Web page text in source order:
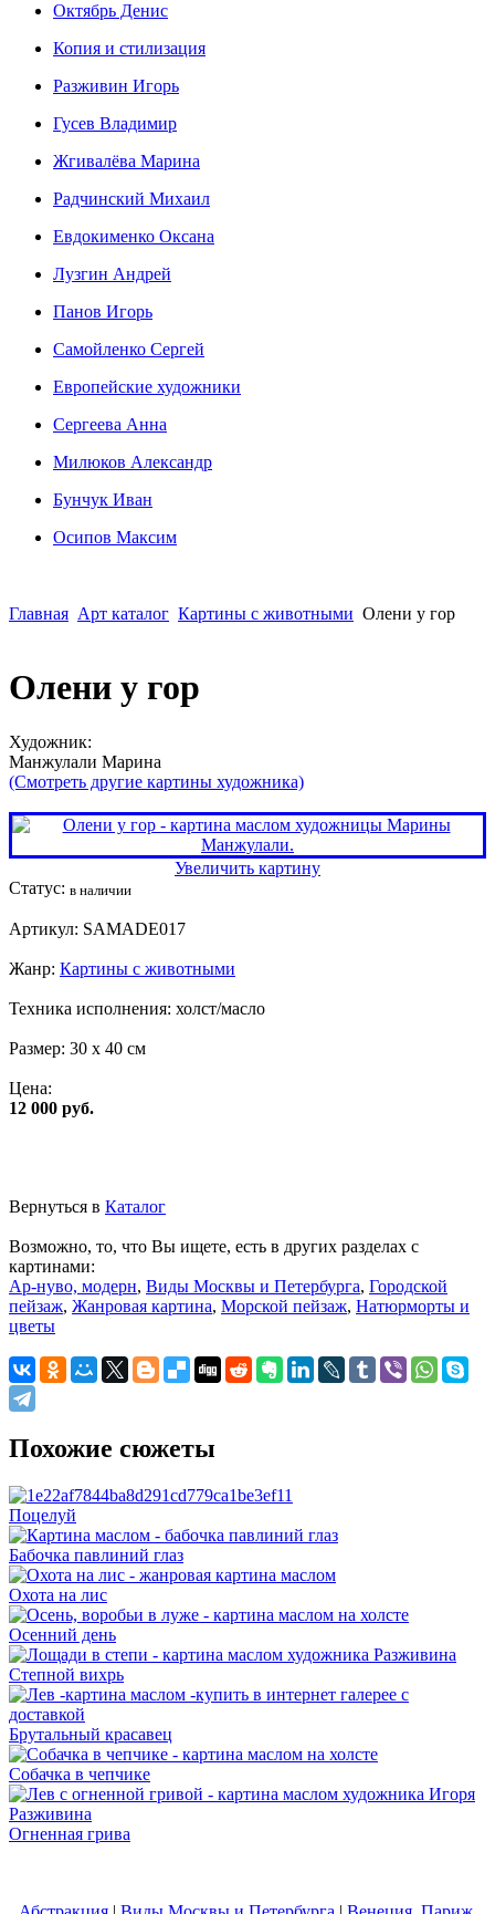
Октябрь Денис
Копия и стилизация
Разживин Игорь
Гусев Владимир
Жгивалёва Марина
Радчинский Михаил
Евдокименко Оксана
Лузгин Андрей
Панов Игорь
Сaмoйленко Сергей
Европейские художники
Сергеева Анна
Милюков Александр
Бунчук Иван
Осипoв Максим
Главная Арт каталог Картины с животными Олени у гор
Олени у гор
Художник:
Манжулали Марина
(Смотреть другие картины художника)
Увеличить картину
Статус: в наличии
Артикул: SAMADE017
Жанр: Картины с животными
Техника исполнения: холст/масло
Размер: 30 x 40 см
Цена:
12 000 руб.
Вернуться в Каталог
Возможно, то, что Вы ищете, есть в других разделах с
картинами:
Ар-нуво, модерн, Виды Москвы и Петербурга, Городской
пейзаж, Жанровая картина, Морской пейзаж, Натюрморты и
цветы
Похожие сюжеты
Поцелуй
Бабочка павлиний глаз
Охота на лис
Осенний день
Степной вихрь
Брутальный красавец
Собачка в чепчике
Огненная грива